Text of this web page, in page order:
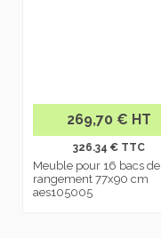
269,70 € HT
326.34 € TTC
Meuble pour 16 bacs de
rangement 77x90 cm
aes105005